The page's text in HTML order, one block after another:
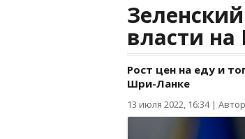
власти
Рост цен на еду и
Шри-Ланке
13 июля 2022, 16:34|